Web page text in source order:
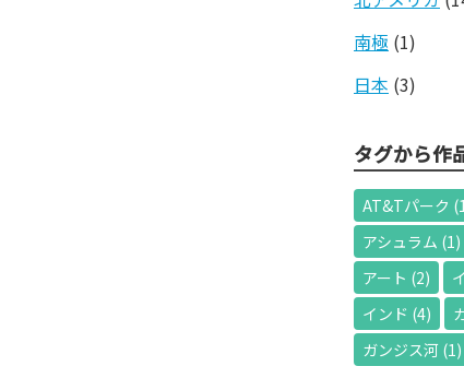
南極 (1)
日本 (3)
タグから作
AT&Tパーク
アシュラム (1)
アート (2)
インド (4)
ガンジス河 (1)